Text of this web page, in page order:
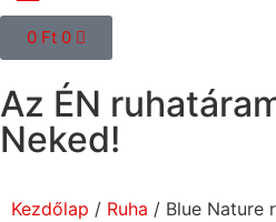
0 Ft 0
Az ÉN
Neked!
Kezdőlap / Ruha / Blue Nature